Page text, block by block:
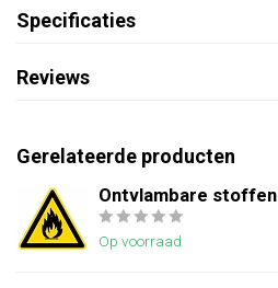
Specificaties
Reviews
Gerelateerde producten
Ontvlambare stoffen
Op voorraad